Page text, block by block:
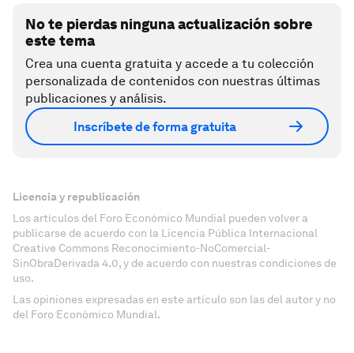
No te pierdas ninguna actualización sobre
este tema
Crea una cuenta gratuita y accede a tu colección
personalizada de contenidos con nuestras últimas
publicaciones y análisis.
Inscríbete de forma gratuita
Licencia y republicación
Los artículos del Foro Económico Mundial pueden volver a
publicarse de acuerdo con la Licencia Pública Internacional
Creative Commons Reconocimiento-NoComercial-
SinObraDerivada 4.0, y de acuerdo con nuestras condiciones de
uso.
Las opiniones expresadas en este artículo son las del autor y no
del Foro Económico Mundial.